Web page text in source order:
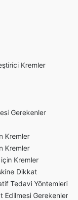
Kremler
Gerekenler
Kremler
Kremler
Kremler
Dikkat
Tedavi Yöntemleri
Edilmesi Gerekenler